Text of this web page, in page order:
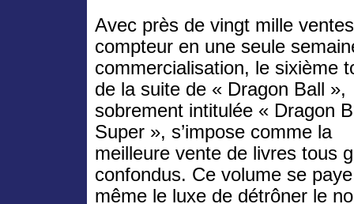
Avec près de vingt mille
compteur en une seule
commercialisation, le sixième
de la suite de « Dragon Ball »,
sobrement intitulée « Dragon
Super », s’impose comme la
meilleure vente de livres tous
confondus. Ce volume se paye
même le luxe de détrôner le